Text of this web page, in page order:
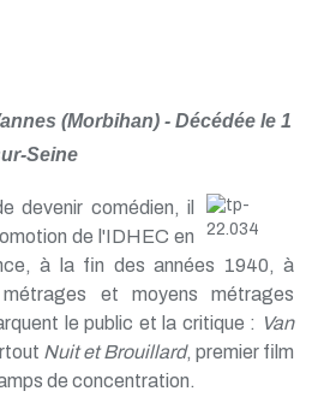
(Morbihan) - Décédée le 1
Seine
devenir comédien, il
de l'IDHEC en
à la fin des années 1940, à
et moyens métrages
le public et la critique : Van
Nuit et Brouillard, premier film
de concentration.